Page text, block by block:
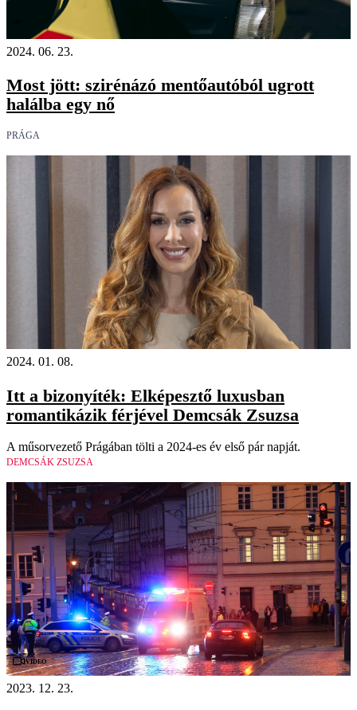
2024. 06. 23.
Most jött: szirénázó mentőautóból ugrott
halálba egy nő
PRÁGA
2024. 01. 08.
Itt a bizonyíték: Elképesztő luxusban
romantikázik férjével Demcsák Zsuzsa
A műsorvezető Prágában tölti a 2024-es év első pár napját.
DEMCSÁK ZSUZSA
Videó
2023. 12. 23.